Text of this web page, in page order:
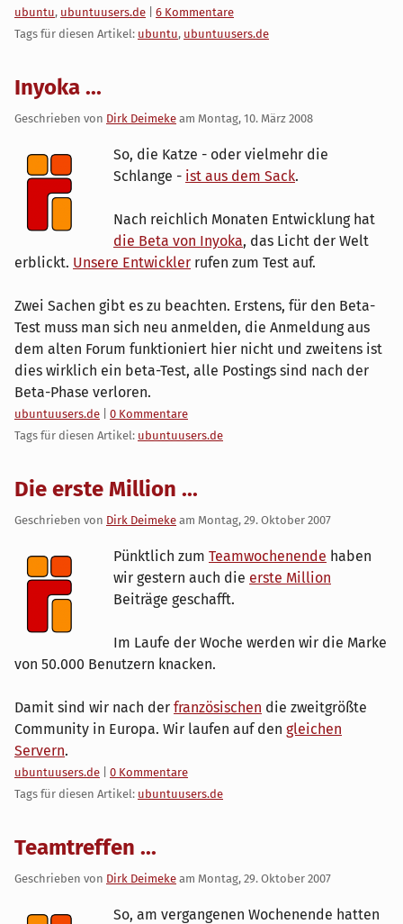
Kategorien:
ubuntu, ubuntuusers.de
6 Kommentare
Tags für diesen Artikel: ubuntu, ubuntuusers.de
Inyoka ...
Geschrieben von Dirk Deimeke am Montag, 10. März 2008
So, die Katze - oder vielmehr die
Schlange - ist aus dem Sack.
Nach reichlich Monaten Entwicklung hat
die Beta von Inyoka, das Licht der Welt
erblickt. Unsere Entwickler rufen zum Test auf.
Zwei Sachen gibt es zu beachten. Erstens, für den Beta-
Test muss man sich neu anmelden, die Anmeldung aus
dem alten Forum funktioniert hier nicht und zweitens ist
dies wirklich ein beta-Test, alle Postings sind nach der
Beta-Phase verloren.
Kategorien:
ubuntuusers.de
0 Kommentare
Tags für diesen Artikel: ubuntuusers.de
Die erste Million ...
Geschrieben von Dirk Deimeke am Montag, 29. Oktober 2007
Pünktlich zum Teamwochenende haben
wir gestern auch die erste Million
Beiträge geschafft.
Im Laufe der Woche werden wir die Marke
von 50.000 Benutzern knacken.
Damit sind wir nach der französischen die zweitgrößte
Community in Europa. Wir laufen auf den gleichen
Servern.
Kategorien:
ubuntuusers.de
0 Kommentare
Tags für diesen Artikel: ubuntuusers.de
Teamtreffen ...
Geschrieben von Dirk Deimeke am Montag, 29. Oktober 2007
So, am vergangenen Wochenende hatten